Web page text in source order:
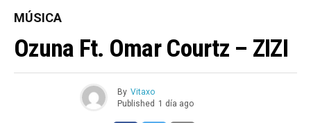
MÚSICA
Ozuna Ft. Omar Courtz – ZIZI
By Vitaxo
Published 1 día ago